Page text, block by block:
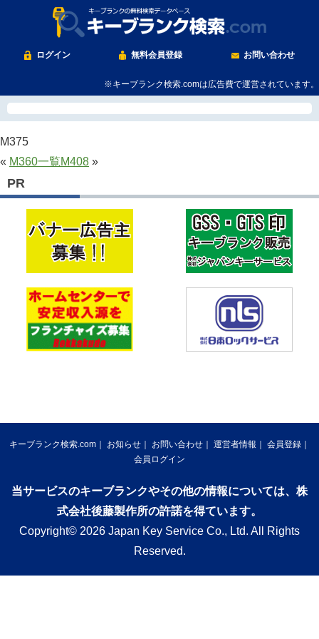
ログイン 無料会員登録 お問い合わせ
※キーブランク検索.comは広告費で運営されています。
M375
« M360一覧M408 »
PR
キーブランク検索.com お知らせ お問い合わせ 運営者情報
会員登録
会員ログイン
当サービスのキーブランクやその他の情報については、株
式会社後藤製作所の許諾を得ています。
Copyright© 2026 Japan Key Service Co., Ltd. All Rights
Reserved.